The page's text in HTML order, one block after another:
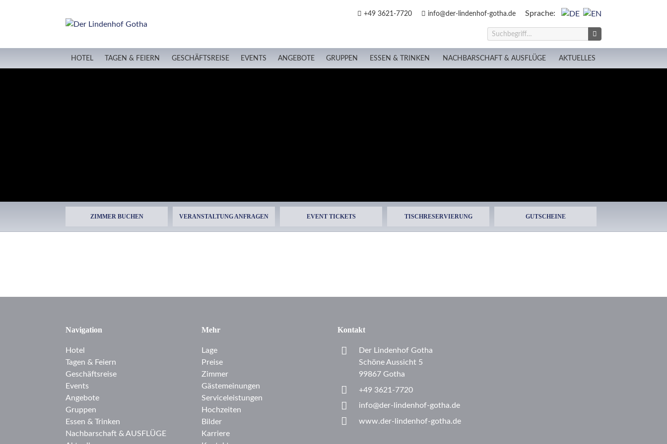
+49 3621-7720 info@der-lindenhof-gotha.de Sprache:
HOTEL TAGEN & FEIERN GESCHÄFTSREISE EVENTS ANGEBOTE GRUPPEN ESSEN & TRINKEN NACHBARSCHAFT & AUSFLÜGE AKTUELLES
ZIMMER BUCHEN VERANSTALTUNG ANFRAGEN EVENT TICKETS TISCHRESERVIERUNG GUTSCHEINE
Navigation
Hotel
Tagen & Feiern
Geschäftsreise
Events
Angebote
Gruppen
Essen & Trinken
Nachbarschaft & AUSFLÜGE
Mehr
Lage
Preise
Zimmer
Gästemeinungen
Serviceleistungen
Hochzeiten
Bilder
Karriere
Kontakt
Der Lindenhof Gotha
Schöne Aussicht 5
99867 Gotha
+49 3621-7720
info@der-lindenhof-gotha.de
www.der-lindenhof-gotha.de